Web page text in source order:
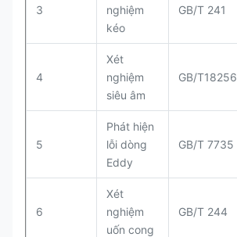
3
nghiệm
kéo
GB/T 241
4
Xét
nghiệm
siêu âm
GB/T18256
5
Phát hiện
lỗi dòng
Eddy
GB/T 7735
6
Xét
nghiệm
uốn cong
GB/T 244